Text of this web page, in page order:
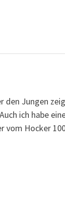
Jungen
ich habe
vom Hocker